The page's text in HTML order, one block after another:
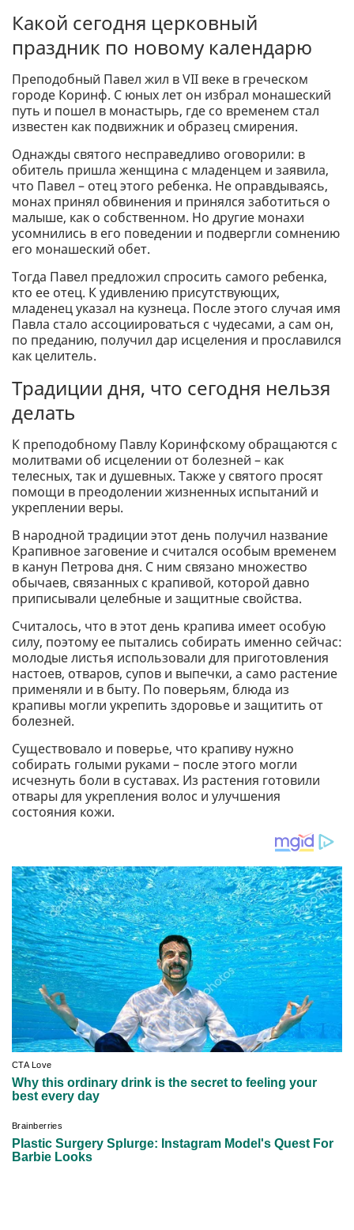
Какой сегодня церковный
праздник по новому календарю
Преподобный Павел жил в VII веке в греческом
городе Коринф. С юных лет он избрал монашеский
путь и пошел в монастырь, где со временем стал
известен как подвижник и образец смирения.
Однажды святого несправедливо оговорили: в
обитель пришла женщина с младенцем и заявила,
что Павел – отец этого ребенка. Не оправдываясь,
монах принял обвинения и принялся заботиться о
малыше, как о собственном. Но другие монахи
усомнились в его поведении и подвергли сомнению
его монашеский обет.
Тогда Павел предложил спросить самого ребенка,
кто ее отец. К удивлению присутствующих,
младенец указал на кузнеца. После этого случая имя
Павла стало ассоциироваться с чудесами, а сам он,
по преданию, получил дар исцеления и прославился
как целитель.
Традиции дня, что сегодня нельзя
делать
К преподобному Павлу Коринфскому обращаются с
молитвами об исцелении от болезней – как
телесных, так и душевных. Также у святого просят
помощи в преодолении жизненных испытаний и
укреплении веры.
В народной традиции этот день получил название
Крапивное заговение и считался особым временем
в канун Петрова дня. С ним связано множество
обычаев, связанных с крапивой, которой давно
приписывали целебные и защитные свойства.
Считалось, что в этот день крапива имеет особую
силу, поэтому ее пытались собирать именно сейчас:
молодые листья использовали для приготовления
настоев, отваров, супов и выпечки, а само растение
применяли и в быту. По поверьям, блюда из
крапивы могли укрепить здоровье и защитить от
болезней.
Существовало и поверье, что крапиву нужно
собирать голыми руками – после этого могли
исчезнуть боли в суставах. Из растения готовили
отвары для укрепления волос и улучшения
состояния кожи.